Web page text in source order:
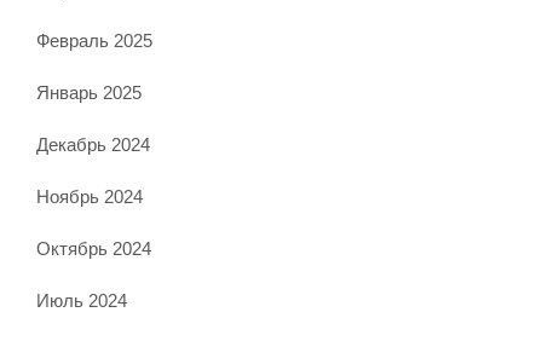
Февраль 2025
Январь 2025
Декабрь 2024
Ноябрь 2024
Октябрь 2024
Июль 2024